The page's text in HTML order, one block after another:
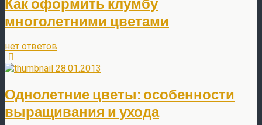
многолетними цветами
нет ответов
28.01.2013
Однолетние цветы: особенности
выращивания и ухода